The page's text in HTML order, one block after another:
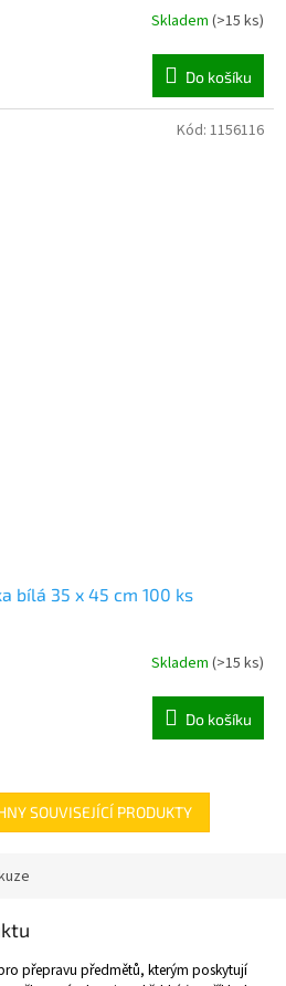
Skladem (>15 ks)
Do košíku
bílá 35 x 45 cm 100 ks
Skladem (>15 ks)
Do košíku
Kód: 1156116
SOUVISEJÍCÍ PRODUKTY
přepravu předmětů, kterým poskytují